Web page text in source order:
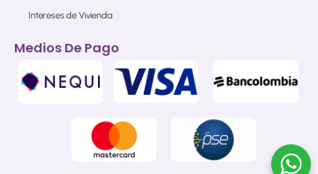
Intereses de Vivienda
Medios De Pago